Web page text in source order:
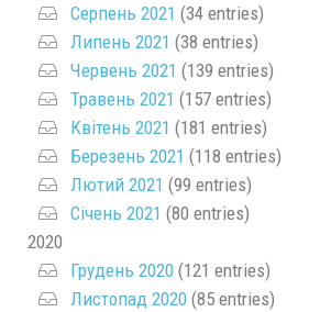
Серпень 2021 (34 entries)
Липень 2021 (38 entries)
Червень 2021 (139 entries)
Травень 2021 (157 entries)
Квітень 2021 (181 entries)
Березень 2021 (118 entries)
Лютий 2021 (99 entries)
Січень 2021 (80 entries)
2020
Грудень 2020 (121 entries)
Листопад 2020 (85 entries)